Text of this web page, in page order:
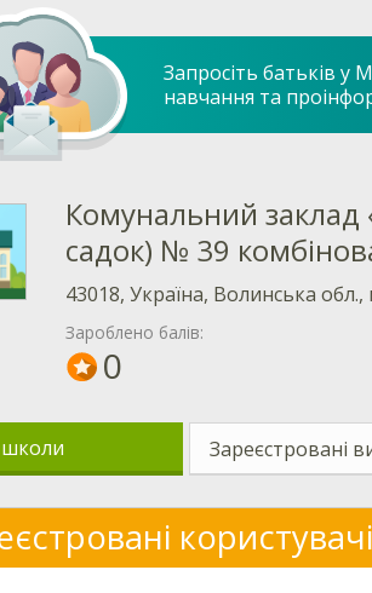
Запросіть батьків у
навчання та
Комунальний заклад
садок) № 39
43018, Україна, Волинська
Зароблено балів:
0
Зареєстровані
користувачі